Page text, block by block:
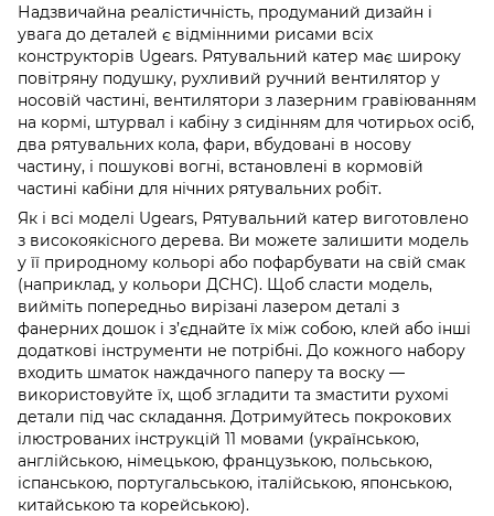
Надзвичайна реалістичність, продуманий дизайн і
увага до деталей є відмінними рисами всіх
конструкторів Ugears. Рятувальний катер має широку
повітряну подушку, рухливий ручний вентилятор у
носовій частині, вентилятори з лазерним гравіюванням
на кормі, штурвал і кабіну з сидінням для чотирьох осіб,
два рятувальних кола, фари, вбудовані в носову
частину, і пошукові вогні, встановлені в кормовій
частині кабіни для нічних рятувальних робіт.
Як і всі моделі Ugears, Рятувальний катер виготовлено
з високоякісного дерева. Ви можете залишити модель
у її природному кольорі або пофарбувати на свій смак
(наприклад, у кольори ДСНС). Щоб сласти модель,
вийміть попередньо вирізані лазером деталі з
фанерних дошок і з’єднайте їх між собою, клей або інші
додаткові інструменти не потрібні. До кожного набору
входить шматок наждачного паперу та воску —
використовуйте їх, щоб згладити та змастити рухомі
детали під час складання. Дотримуйтесь покрокових
ілюстрованих інструкцій 11 мовами (українською,
англійською, німецькою, французькою, польською,
іспанською, португальською, італійською, японською,
китайською та корейською).